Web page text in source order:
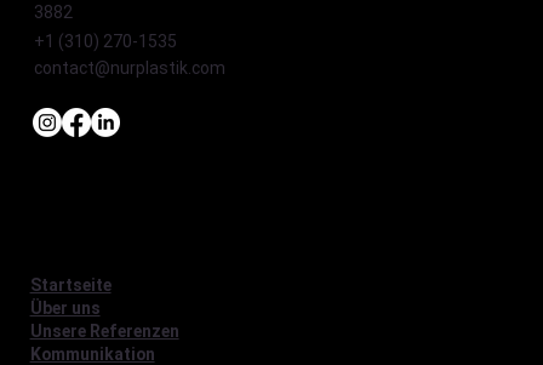
3882
+1 (310) 270-1535
contact@nurplastik.com
Startseite
Über uns
Unsere Referenzen
Kommunikation